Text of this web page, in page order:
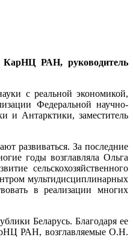
КарНЦ РАН, руководитель
с реальной экономикой,
Федеральной научно-
и Антарктики, заместитель
развиваться. За последние
годы возглавляла Ольга
сельскохозяйственного
мультидисциплинарных
в реализации многих
Беларусь. Благодаря ее
РАН, возглавляемые О.Н.